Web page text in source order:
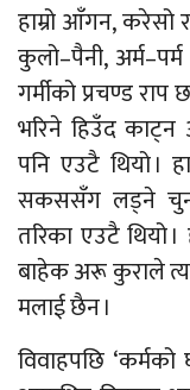
हाम्रो आँगन, करेसो
कुलो–पैनी,
गर्मीको प्रचण्ड
भरिने हिउँद
पनि एउटै थियो ।
सकससँग लड्ने
तरिका एउटै थियो
बाहेक अरू कुराले
मलाई छैन ।
विवाहपछि